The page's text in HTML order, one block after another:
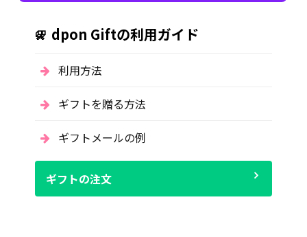
dpon Giftの利用ガイド
利用方法
ギフトを贈る方法
ギフトメールの例
ギフトの注文